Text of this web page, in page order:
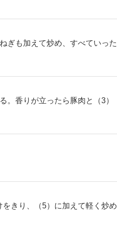
ぎも加えて炒め、すべていった
。香りが立ったら豚肉と（3）
きり、（5）に加えて軽く炒め